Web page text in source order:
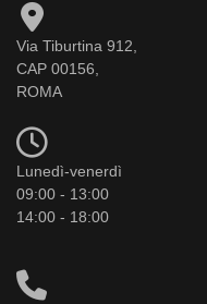
Via Tiburtina 912,
CAP 00156,
ROMA
Lunedì-venerdì
09:00 - 13:00
14:00 - 18:00